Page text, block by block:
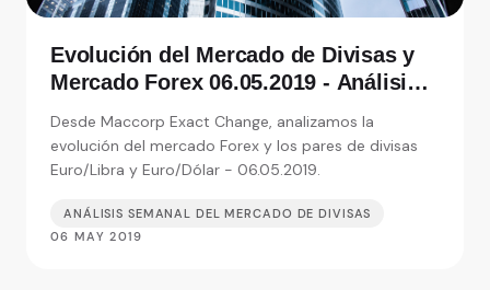
Evolución del Mercado de Divisas y
Mercado Forex 06.05.2019 - Análisis
de moneda
Desde Maccorp Exact Change, analizamos la
evolución del mercado Forex y los pares de divisas
Euro/Libra y Euro/Dólar - 06.05.2019.
ANÁLISIS SEMANAL DEL MERCADO DE DIVISAS
06 MAY 2019